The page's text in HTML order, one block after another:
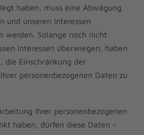
haben, muss eine Abwägung
und unseren Interessen
werden. Solange noch nicht
Interessen überwiegen, haben
die Einschränkung der
personenbezogenen Daten zu
Ihrer personenbezogenen
haben, dürfen diese Daten –